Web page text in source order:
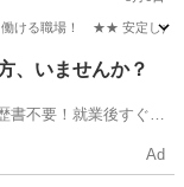
場！ ★★ 安定した会社で
、いませんか？
書不要！就業後すぐに
Ad